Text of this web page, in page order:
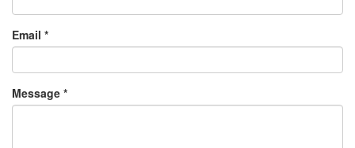
Email *
Message *